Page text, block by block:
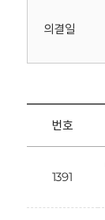
의결일
번호
1391